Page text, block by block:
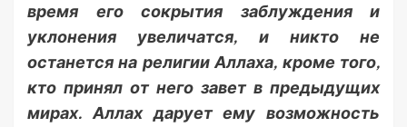
время его сокрытия заблуждения и
уклонения увеличатся, и никто не
останется на религии Аллаха, кроме того,
кто принял от него завет в предыдущих
мирах. Аллах дарует ему возможность